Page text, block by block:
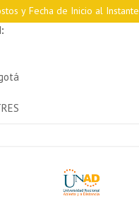
y Fecha de Inicio al Instante